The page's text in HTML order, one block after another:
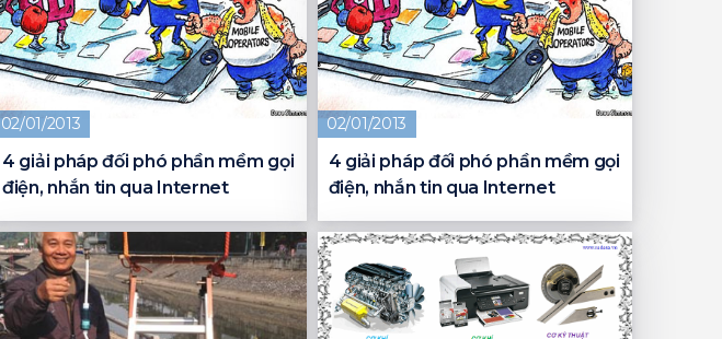
02/01/2013
4 giải pháp đối phó phần mềm gọi
điện, nhắn tin qua Internet
02/01/2013
4 giải pháp đối phó phần mềm gọi
điện, nhắn tin qua Internet